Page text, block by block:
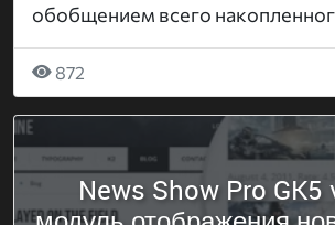
обобщением всего
872
News Show Pro GK5